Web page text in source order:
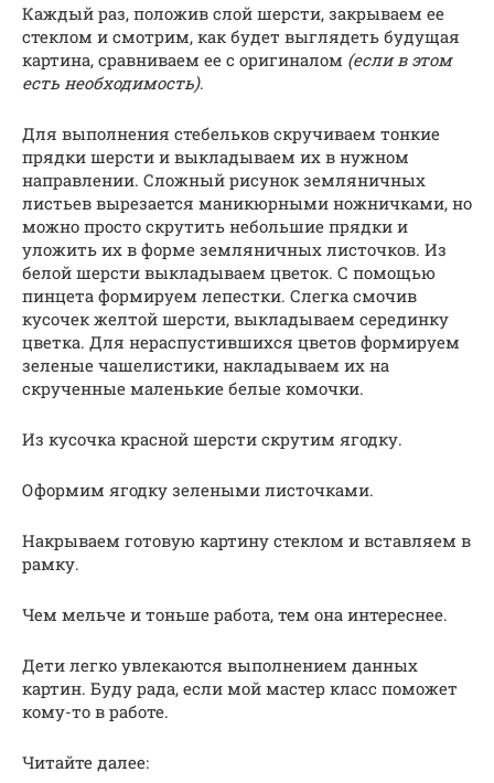
Каждый раз, положив слой шерсти, закрываем ее
стеклом и смотрим, как будет выглядеть будущая
картина, сравниваем ее с оригиналом (если в этом
есть необходимость).
Для выполнения стебельков скручиваем тонкие
прядки шерсти и выкладываем их в нужном
направлении. Сложный рисунок земляничных
листьев вырезается маникюрными ножничками, но
можно просто скрутить небольшие прядки и
уложить их в форме земляничных листочков. Из
белой шерсти выкладываем цветок. С помощью
пинцета формируем лепестки. Слегка смочив
кусочек желтой шерсти, выкладываем серединку
цветка. Для нераспустившихся цветов формируем
зеленые чашелистики, накладываем их на
скрученные маленькие белые комочки.
Из кусочка красной шерсти скрутим ягодку.
Оформим ягодку зелеными листочками.
Накрываем готовую картину стеклом и вставляем в
рамку.
Чем мельче и тоньше работа, тем она интереснее.
Дети легко увлекаются выполнением данных
картин. Буду рада, если мой мастер класс поможет
кому-то в работе.
Читайте далее: